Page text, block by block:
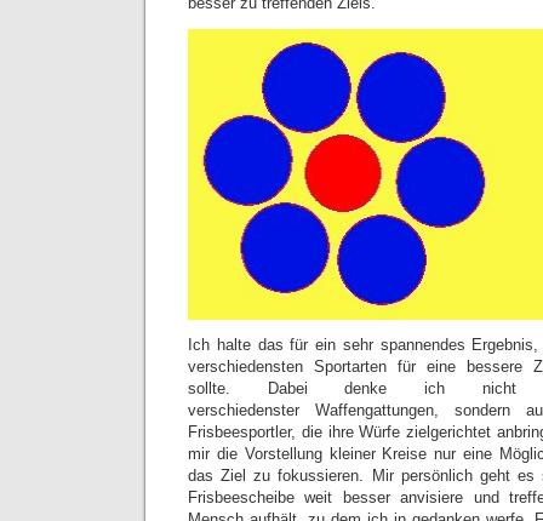
Ich halte das für ein sehr spannendes
verschiedensten Sportarten für eine bessere
sollte. Dabei denke ich nicht
verschiedenster Waffengattungen, sondern
Frisbeesportler, die ihre Würfe zielgerichtet
mir die Vorstellung kleiner Kreise nur eine
das Ziel zu fokussieren. Mir persönlich geht
Frisbeescheibe weit besser anvisiere und